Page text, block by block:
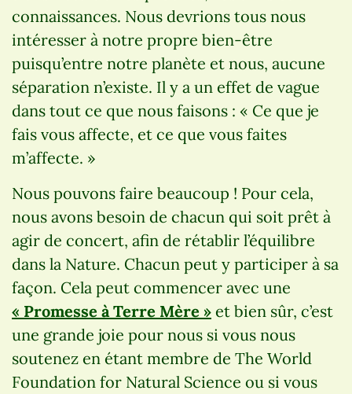
connaissances. Nous devrions tous nous
intéresser à notre propre bien-être
puisqu’entre notre planète et nous, aucune
séparation n’existe. Il y a un effet de vague
dans tout ce que nous faisons : « Ce que je
fais vous affecte, et ce que vous faites
m’affecte. »
Nous pouvons faire beaucoup ! Pour cela,
nous avons besoin de chacun qui soit prêt à
agir de concert, afin de rétablir l’équilibre
dans la Nature. Chacun peut y participer à sa
façon. Cela peut commencer avec une
« Promesse à Terre Mère » et bien sûr, c’est
une grande joie pour nous si vous nous
soutenez en étant membre de The World
Foundation for Natural Science ou si vous